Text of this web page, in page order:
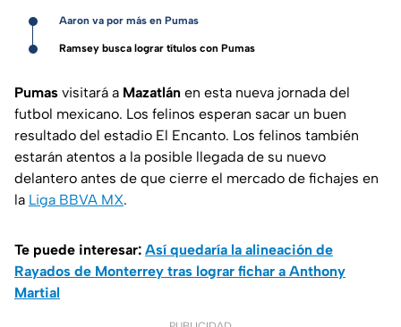
Aaron va por más en Pumas
Ramsey busca lograr títulos con Pumas
Pumas visitará a Mazatlán en esta nueva jornada del
futbol mexicano. Los felinos esperan sacar un buen
resultado del estadio El Encanto. Los felinos también
estarán atentos a la posible llegada de su nuevo
delantero antes de que cierre el mercado de fichajes en
la Liga BBVA MX.
Te puede interesar: Así quedaría la alineación de
Rayados de Monterrey tras lograr fichar a Anthony
Martial